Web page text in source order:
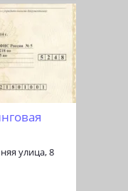
улица, 8